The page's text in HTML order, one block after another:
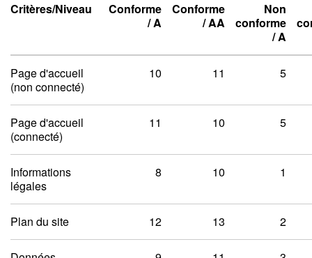
Taux de conformité par
Critères/Niveau
Conforme
/A
Conforme
/AA
Non
conforme
/A
Page d'accueil
(non connecté)
10 11 5
Page d'accueil
(connecté)
11 10 5
Informations
légales
8 10 1
Plan du site 12 13 2